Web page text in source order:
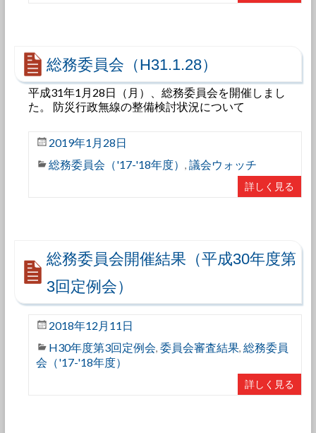
総務委員会（H31.1.28）
平成31年1月28日（月）、総務委員会を開催しまし
た。 防災行政無線の整備検討状況について
2019年1月28日
総務委員会（'17-'18年度） , 議会ウォッチ
詳しく見る
総務委員会開催結果（平成30年度第
3回定例会）
2018年12月11日
H30年度第3回定例会, 委員会審査結果, 総務委員
会（'17-'18年度）
詳しく見る